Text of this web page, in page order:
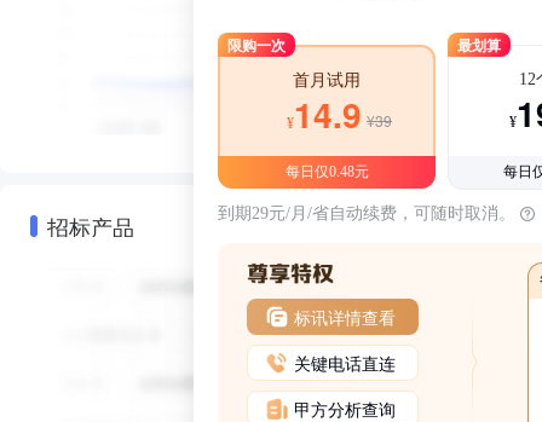
招标产品
限购一次
首月试用
¥14.9 ¥39
每日仅0.48元
最划算
12
¥
每日
到期29元/月/省自动续费，可随时取消。
标讯详情查看
关键电话直连
甲方分析查询